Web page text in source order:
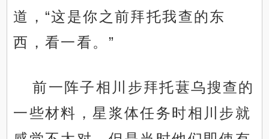
道，“这是你之前拜托我查的东
西，看一看。”
前一阵子相川步拜托葚乌搜查的
一些材料，星浆体任务时相川步就